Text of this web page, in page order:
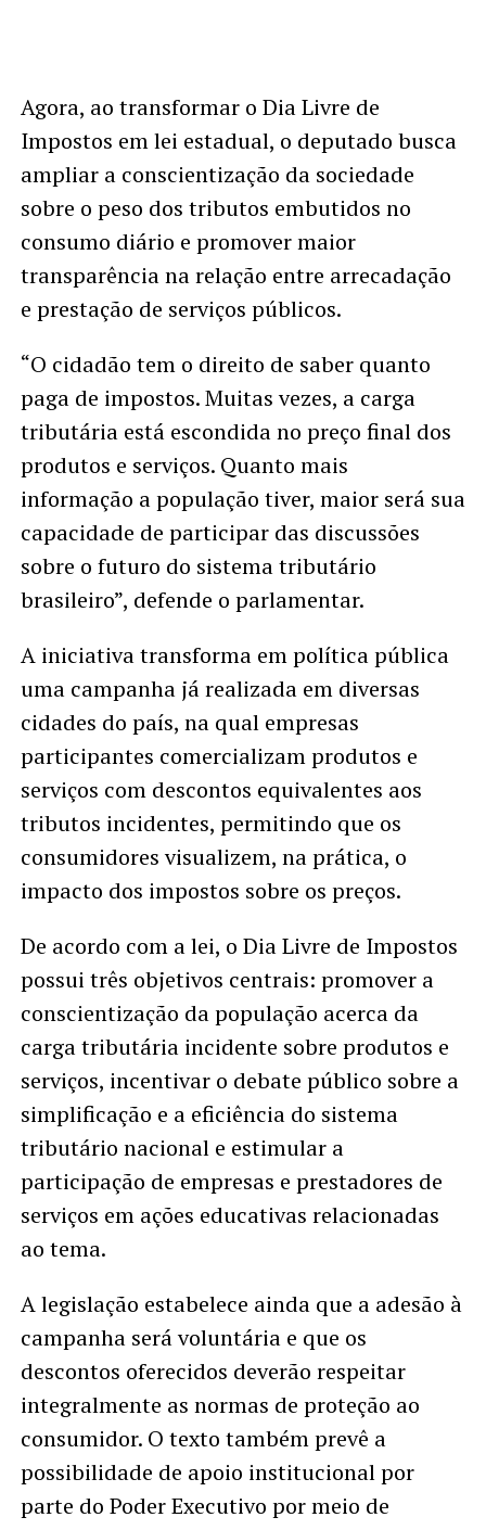
Agora, ao transformar o Dia Livre de
Impostos em lei estadual, o deputado busca
ampliar a conscientização da sociedade
sobre o peso dos tributos embutidos no
consumo diário e promover maior
transparência na relação entre arrecadação
e prestação de serviços públicos.
“O cidadão tem o direito de saber quanto
paga de impostos. Muitas vezes, a carga
tributária está escondida no preço final dos
produtos e serviços. Quanto mais
informação a população tiver, maior será sua
capacidade de participar das discussões
sobre o futuro do sistema tributário
brasileiro”, defende o parlamentar.
A iniciativa transforma em política pública
uma campanha já realizada em diversas
cidades do país, na qual empresas
participantes comercializam produtos e
serviços com descontos equivalentes aos
tributos incidentes, permitindo que os
consumidores visualizem, na prática, o
impacto dos impostos sobre os preços.
De acordo com a lei, o Dia Livre de Impostos
possui três objetivos centrais: promover a
conscientização da população acerca da
carga tributária incidente sobre produtos e
serviços, incentivar o debate público sobre a
simplificação e a eficiência do sistema
tributário nacional e estimular a
participação de empresas e prestadores de
serviços em ações educativas relacionadas
ao tema.
A legislação estabelece ainda que a adesão à
campanha será voluntária e que os
descontos oferecidos deverão respeitar
integralmente as normas de proteção ao
consumidor. O texto também prevê a
possibilidade de apoio institucional por
parte do Poder Executivo por meio de